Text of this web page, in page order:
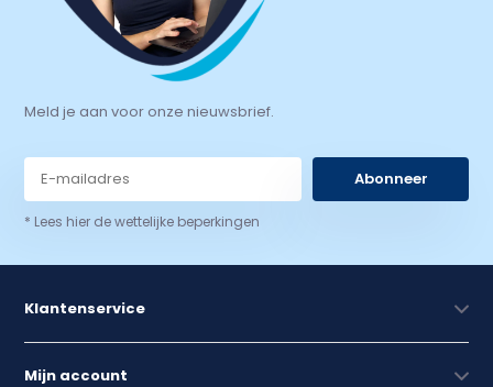
Meld je aan voor onze nieuwsbrief.
Abonneer
* Lees hier de wettelijke beperkingen
Klantenservice
Mijn account